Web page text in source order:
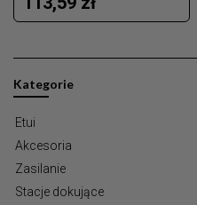
Kategorie
Etui
Akcesoria
Zasilanie
Stacje dokujące